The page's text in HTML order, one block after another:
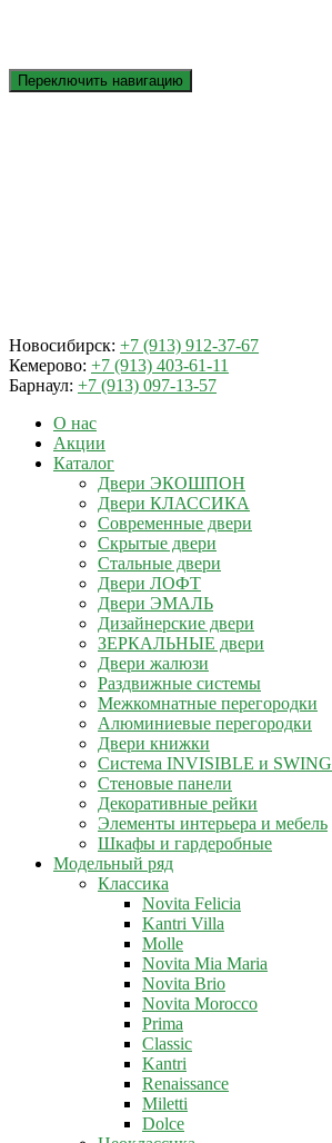
Переключить навигацию
Новосибирск: +7 (913) 912-37-67
Кемерово: +7 (913) 403-61-11
Барнаул: +7 (913) 097-13-57
О нас
Акции
Каталог
Двери ЭКОШПОН
Двери КЛАССИКА
Современные двери
Скрытые двери
Стальные двери
Двери ЛОФТ
Двери ЭМАЛЬ
Дизайнерские двери
ЗЕРКАЛЬНЫЕ двери
Двери жалюзи
Раздвижные системы
Межкомнатные перегородки
Алюминиевые перегородки
Двери книжки
Система INVISIBLE и SWING
Стеновые панели
Декоративные рейки
Элементы интерьера и мебель
Шкафы и гардеробные
Модельный ряд
Классика
Novita Felicia
Kantri Villa
Molle
Novita Mia Maria
Novita Brio
Novita Morocco
Prima
Classic
Kantri
Renaissance
Miletti
Dolce